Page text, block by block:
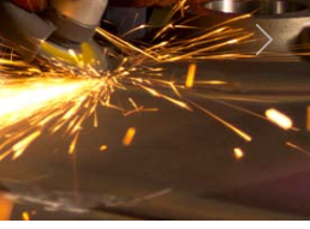
Next